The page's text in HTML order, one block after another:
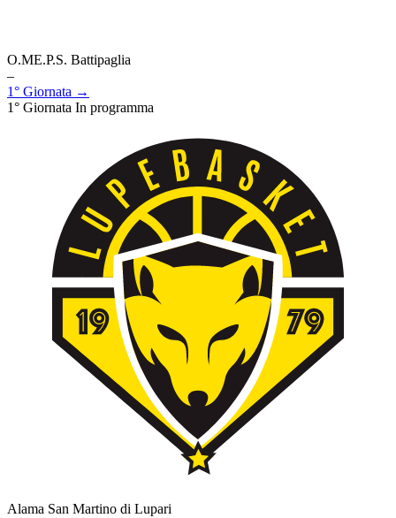
O.ME.P.S. Battipaglia
–
1° Giornata →
1° Giornata In programma
Alama San Martino di Lupari